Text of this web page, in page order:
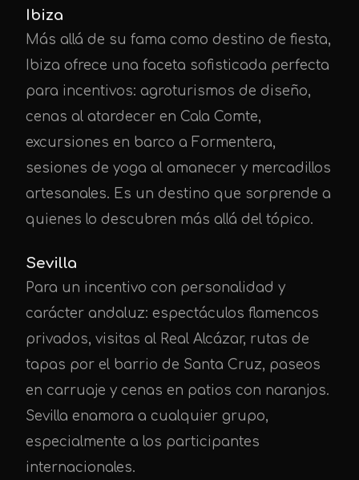
Ibiza
Más allá de su fama como destino de fiesta,
Ibiza ofrece una faceta sofisticada perfecta
para incentivos: agroturismos de diseño,
cenas al atardecer en Cala Comte,
excursiones en barco a Formentera,
sesiones de yoga al amanecer y mercadillos
artesanales. Es un destino que sorprende a
quienes lo descubren más allá del tópico.
Sevilla
Para un incentivo con personalidad y
carácter andaluz: espectáculos flamencos
privados, visitas al Real Alcázar, rutas de
tapas por el barrio de Santa Cruz, paseos
en carruaje y cenas en patios con naranjos.
Sevilla enamora a cualquier grupo,
especialmente a los participantes
internacionales.